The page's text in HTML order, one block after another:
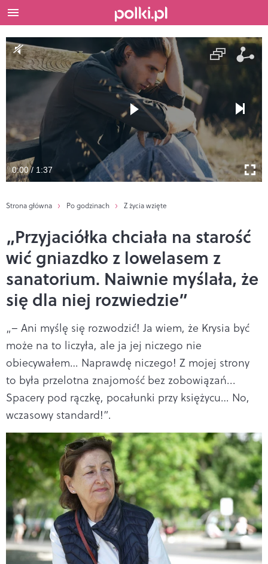
0:00 / 1:37
Strona główna Po godzinach Z życia wzięte
„Przyjaciółka chciała na starość
wić gniazdko z lowelasem z
sanatorium. Naiwnie myślała, że
się dla niej rozwiedzie”
„– Ani myślę się rozwodzić! Ja wiem, że Krysia być
może na to liczyła, ale ja jej niczego nie
obiecywałem… Naprawdę niczego! Z mojej strony
to była przelotna znajomość bez zobowiązań...
Spacery pod rączkę, pocałunki przy księżycu… No,
wczasowy standard!”.